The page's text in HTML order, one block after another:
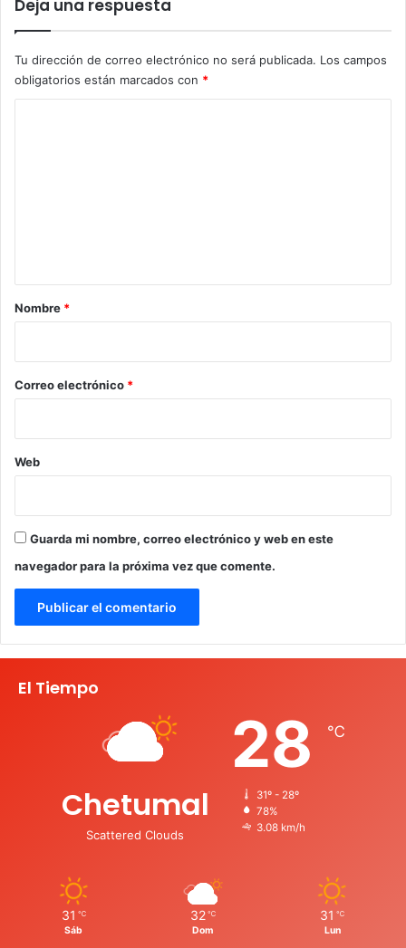
Deja una respuesta
Tu dirección de correo electrónico no será publicada. Los campos
obligatorios están marcados con *
r
*
Nombre *
Correo electrónico *
Web
Guarda mi nombre, correo electrónico y web en este
navegador para la próxima vez que comente.
El Tiempo
Chetumal
Scattered Clouds
28 ℃
31º - 28º
78%
3.08 km/h
31 ℃
Sáb
32 ℃
Dom
31 ℃
Lun